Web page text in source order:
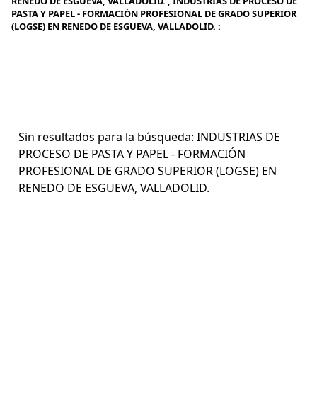
PASTA Y PAPEL - FORMACIÓN PROFESIONAL DE GRADO SUPERIOR
(LOGSE) EN RENEDO DE ESGUEVA, VALLADOLID. :
Sin resultados para la búsqueda: INDUSTRIAS DE
PROCESO DE PASTA Y PAPEL - FORMACIÓN
PROFESIONAL DE GRADO SUPERIOR (LOGSE) EN
RENEDO DE ESGUEVA, VALLADOLID.